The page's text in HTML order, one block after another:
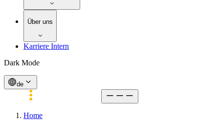
Über uns
Karriere Intern
Dark Mode
de
Home